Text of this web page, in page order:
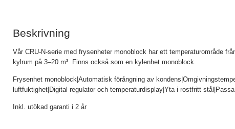
Beskrivning
Vår CRU-N-serie med frysenheter monoblock har ett temperaturområde
kylrum på 3–20 m³. Finns också som en kylenhet monoblock.
Frysenhet monoblock|Automatisk förångning av
luftfuktighet|Digital regulator och temperaturdisplay|Yta i rostfritt
Inkl. utökad garanti i 2 år